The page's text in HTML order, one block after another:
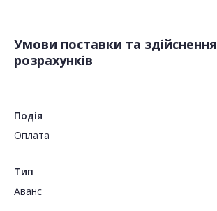
Умови поставки та здійснення
розрахунків
Подія
Оплата
Тип
Аванс